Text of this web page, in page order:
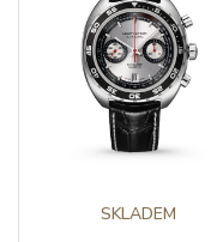
SKLADEM